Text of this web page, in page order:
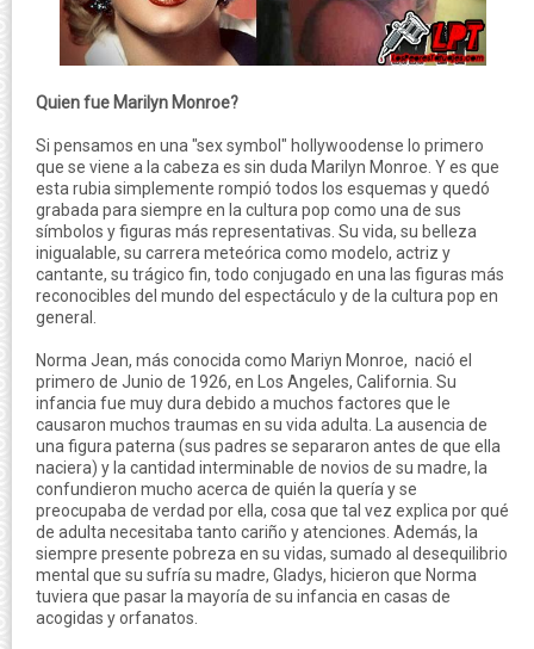
Quien fue Marilyn Monroe?
Si pensamos en una "sex symbol" hollywoodense lo primero
que se viene a la cabeza es sin duda Marilyn Monroe. Y es que
esta rubia simplemente rompió todos los esquemas y quedó
grabada para siempre en la cultura pop como una de sus
símbolos y figuras más representativas. Su vida, su belleza
inigualable, su carrera meteórica como modelo, actriz y
cantante, su trágico fin, todo conjugado en una las figuras más
reconocibles del mundo del espectáculo y de la cultura pop en
general.
Norma Jean, más conocida como Mariyn Monroe, nació el
primero de Junio de 1926, en Los Angeles, California. Su
infancia fue muy dura debido a muchos factores que le
causaron muchos traumas en su vida adulta. La ausencia de
una figura paterna (sus padres se separaron antes de que ella
naciera) y la cantidad interminable de novios de su madre, la
confundieron mucho acerca de quién la quería y se
preocupaba de verdad por ella, cosa que tal vez explica por qué
de adulta necesitaba tanto cariño y atenciones. Además, la
siempre presente pobreza en su vidas, sumado al desequilibrio
mental que su sufría su madre, Gladys, hicieron que Norma
tuviera que pasar la mayoría de su infancia en casas de
acogidas y orfanatos.